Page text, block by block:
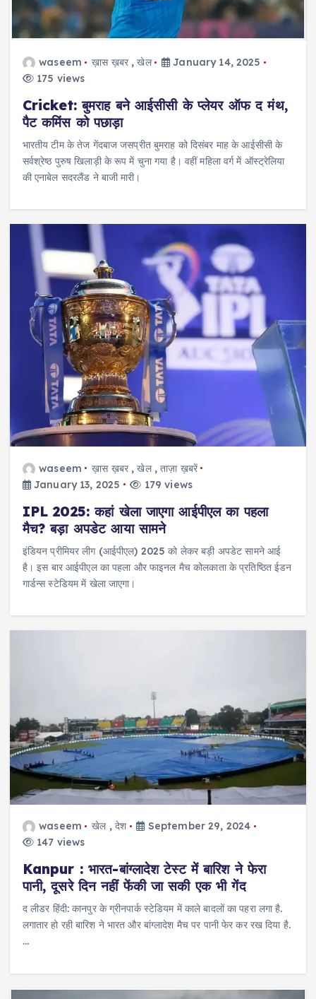
waseem ख़ास ख़बर ,खेल
January 14, 2025
175 views
Cricket: बुमराह बने आईसीसी के प्लेयर ऑफ द मंथ,
पैट कमिंस को पछाड़ा
भारतीय टीम के तेज गेंदबाज जसप्रीत बुमराह को दिसंबर माह के आईसीसी के
सर्वश्रेष्ठ पुरुष खिलाड़ी के रूप में चुना गया है। वहीं महिला वर्ग में ऑस्ट्रेलिया
की एनाबेल सदरलैंड ने बाजी मारी।
waseem ख़ास ख़बर ,खेल,ताज़ा ख़बरें
January 13, 2025
179 views
IPL 2025: कहां खेला जाएगा आईपीएल का पहला
मैच? बड़ा अपडेट आया सामने
इंडियन प्रीमियर लीग (आईपीएल) 2025 को लेकर बड़ी अपडेट सामने आई
है। इस बार आईपीएल का पहला और फाइनल मैच कोलकाता के प्रतिष्ठित ईडन
गार्डन्स स्टेडियम में खेला जाएगा।
waseem खेल, देश
September 29, 2024
147 views
Kanpur : भारत-बांग्लादेश टेस्ट में बारिश ने फेरा
पानी, दूसरे दिन नहीं फेंकी जा सकी एक भी गेंद
द लीडर हिंदी: कानपुर के ग्रीनपार्क स्टेडियम में काले बादलों का पहरा लगा है.
लगातार हो रही बारिश ने भारत और बांग्लादेश मैच पर पानी फेर कर रख दिया है.
…